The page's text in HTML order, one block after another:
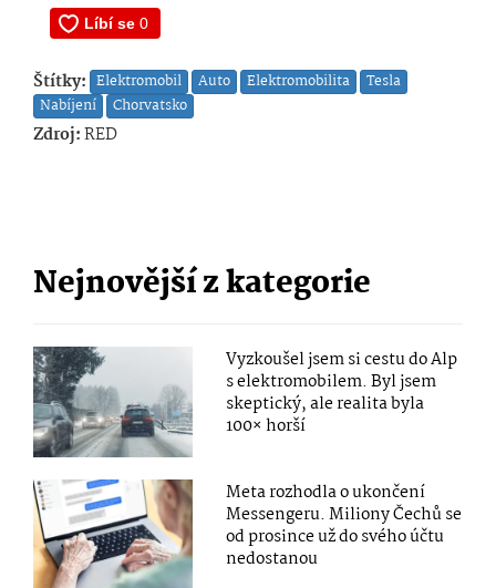
Štítky: Elektromobil Auto Elektromobilita
Tesla
Nabíjení
Chorvatsko
Zdroj:RED
Nejnovější z kategorie
Vyzkoušel jsem si cestu do Alp
s elektromobilem. Byl jsem
skeptický, ale realita byla
100× horší
Meta rozhodla o ukončení
Messengeru. Miliony Čechů se
od prosince už do svého účtu
nedostanou